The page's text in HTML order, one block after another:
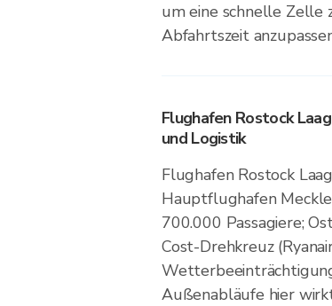
um eine schnelle Zelle
Abfahrtszeit
Flughafen Rostock
und Logistik
Flughafen Rostock
Hauptflughafen
700.000 Passagiere;
Cost-Drehkreuz
Außenabläufe hier